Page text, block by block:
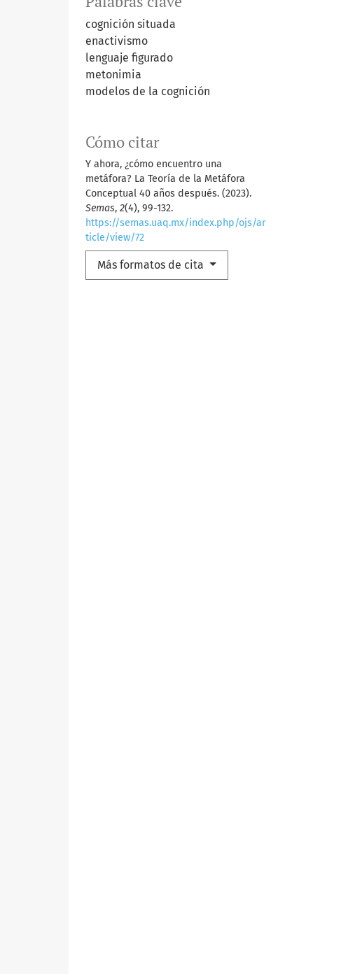
cognición situada
enactivismo
lenguaje figurado
metonimia
modelos de la cognición
Cómo citar
Y ahora, ¿cómo encuentro una
metáfora? La Teoría de la Metáfora
Conceptual 40 años después. (2023).
Semas, 2(4), 99-132.
https://semas.uaq.mx/index.php/ojs/ar
ticle/view/72
Más formatos de cita